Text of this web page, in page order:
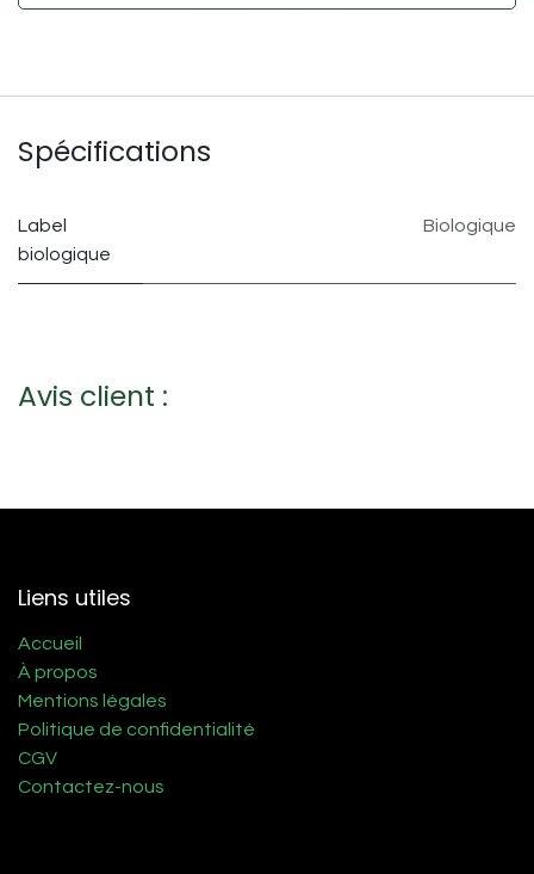
Spécifications
Label
biologique
Biologique
Avis client :
Liens utiles
Accueil
À propos
Mentions légales
Politique de confidentialité
CGV
Contactez-nous